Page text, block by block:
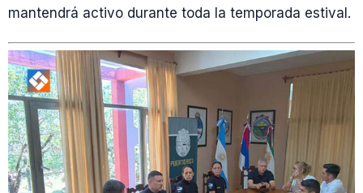
mantendrá activo durante toda la temporada estival.